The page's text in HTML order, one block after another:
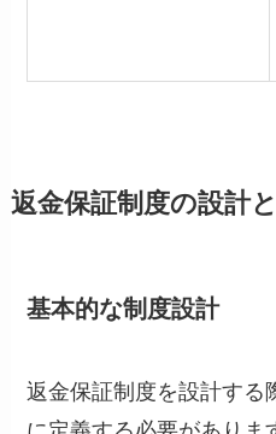
返金保証制度の設計
基本的な制度設計
返金保証制度を設計する